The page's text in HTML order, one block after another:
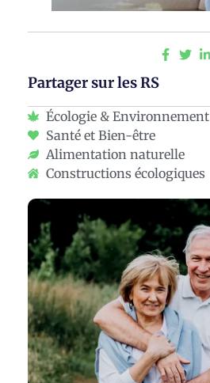
Partager sur les RS
Écologie & Environnement
Santé et Bien-être
Alimentation naturelle
Constructions écologiques